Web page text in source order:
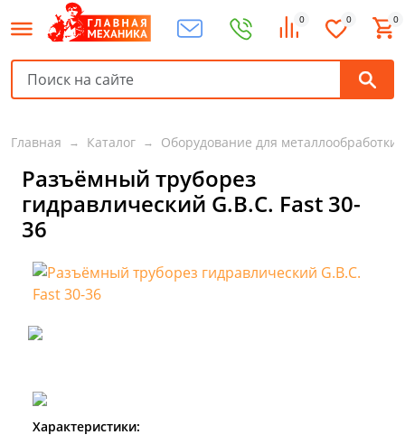
0 0 0
Главная Каталог Оборудование для металлообработки
Разъёмный труборез
гидравлический G.B.C. Fast 30-
36
Характеристики: